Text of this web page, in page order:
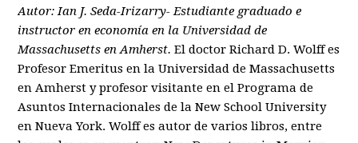
Autor: Ian J. Seda-Irizarry- Estudiante graduado e
instructor en economía en la Universidad de
Massachusetts en Amherst. El doctor Richard D. Wolff es
Profesor Emeritus en la Universidad de Massachusetts
en Amherst y profesor visitante en el Programa de
Asuntos Internacionales de la New School University
en Nueva York. Wolff es autor de varios libros, entre